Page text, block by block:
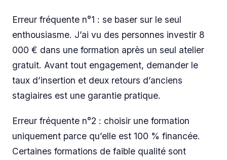
Erreur fréquente n°1 : se baser sur le seul
enthousiasme. J’ai vu des personnes investir 8
000 € dans une formation après un seul atelier
gratuit. Avant tout engagement, demander le
taux d’insertion et deux retours d’anciens
stagiaires est une garantie pratique.
Erreur fréquente n°2 : choisir une formation
uniquement parce qu’elle est 100 % financée.
Certaines formations de faible qualité sont